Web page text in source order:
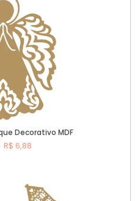
Decorativo MDF
R$ 6,88